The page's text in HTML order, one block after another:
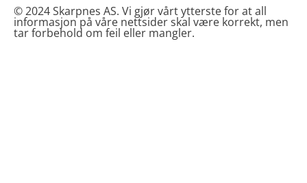
o
k
r
a
i
n
e
© 2024Skarpnes AS. Vi gjør vårt ytterste for at all
informasjon på våre nettsider skal være korrekt, men
tar forbehold om feil eller mangler.